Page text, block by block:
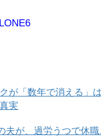
が「数年で消える」
実
夫が、過労うつで休